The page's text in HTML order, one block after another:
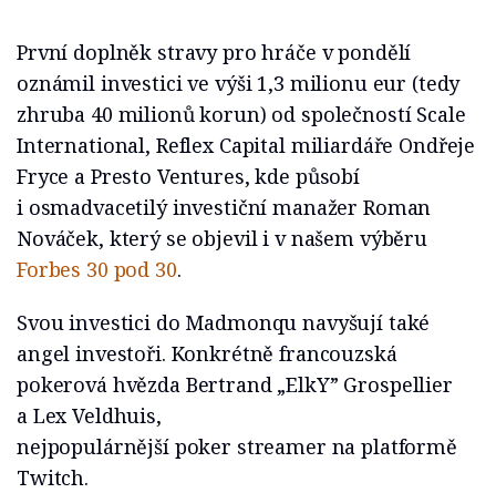
První doplněk stravy pro hráče v pondělí
oznámil investici ve výši 1,3 milionu eur (tedy
zhruba 40 milionů korun) od společností Scale
International, Reflex Capital miliardáře Ondřeje
Fryce a Presto Ventures, kde působí
i osmadvacetilý investiční manažer Roman
Nováček, který se objevil i v našem výběru
Forbes 30 pod 30.
Svou investici do Madmonqu navyšují také
angel investoři. Konkrétně francouzská
pokerová hvězda Bertrand „ElkY” Grospellier
a Lex Veldhuis,
nejpopulárnější poker streamer na platformě
Twitch.